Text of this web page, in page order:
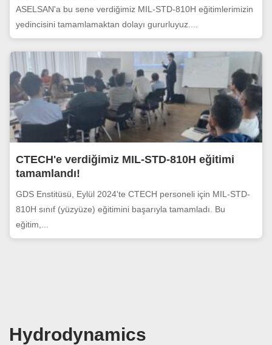
ASELSAN'a bu sene verdiğimiz MIL-STD-810H eğitimlerimizin
yedincisini tamamlamaktan dolayı gururluyuz....
CTECH'e verdiğimiz MIL-STD-810H eğitimi
tamamlandı!
GDS Enstitüsü, Eylül 2024'te CTECH personeli için MIL-STD-
810H sınıf (yüzyüze) eğitimini başarıyla tamamladı. Bu
eğitim,...
Hydrodynamics